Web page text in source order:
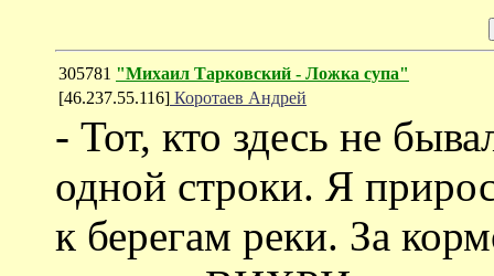
305781 "Михаил Тарковский - Ложка супа"
[46.237.55.116] Коротаев Андрей
- Тот, кто здесь не
одной строки. Я
к берегам реки. За